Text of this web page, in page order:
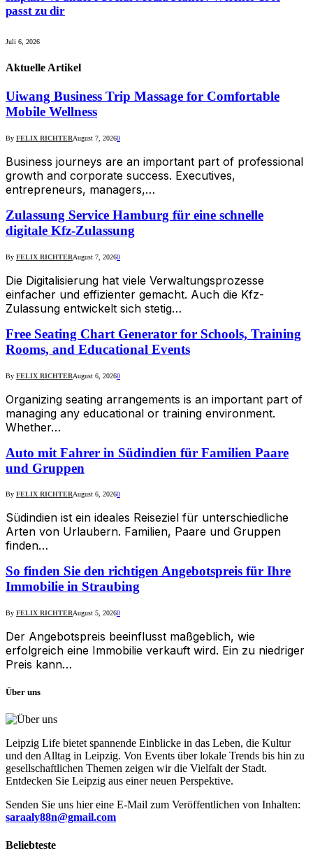
passt zu dir
Juli 6, 2026
Aktuelle Artikel
Uiwang Business Trip Massage for Comfortable
Mobile Wellness
By FELIX RICHTERAugust 7, 20260
Business journeys are an important part of professional
growth and corporate success. Executives,
entrepreneurs, managers,…
Zulassung Service Hamburg für eine schnelle
digitale Kfz-Zulassung
By FELIX RICHTERAugust 7, 20260
Die Digitalisierung hat viele Verwaltungsprozesse
einfacher und effizienter gemacht. Auch die Kfz-
Zulassung entwickelt sich stetig…
Free Seating Chart Generator for Schools, Training
Rooms, and Educational Events
By FELIX RICHTERAugust 6, 20260
Organizing seating arrangements is an important part of
managing any educational or training environment.
Whether…
Auto mit Fahrer in Südindien für Familien Paare
und Gruppen
By FELIX RICHTERAugust 6, 20260
Südindien ist ein ideales Reiseziel für unterschiedliche
Arten von Urlaubern. Familien, Paare und Gruppen
finden…
So finden Sie den richtigen Angebotspreis für Ihre
Immobilie in Straubing
By FELIX RICHTERAugust 5, 20260
Der Angebotspreis beeinflusst maßgeblich, wie
erfolgreich eine Immobilie verkauft wird. Ein zu niedriger
Preis kann…
Über uns
Leipzig Life bietet spannende Einblicke in das Leben, die Kultur
und den Alltag in Leipzig. Von Events über lokale Trends bis hin zu
gesellschaftlichen Themen zeigen wir die Vielfalt der Stadt.
Entdecken Sie Leipzig aus einer neuen Perspektive.
Senden Sie uns hier eine E-Mail zum Veröffentlichen von Inhalten:
saraaly88n@gmail.com
Beliebteste